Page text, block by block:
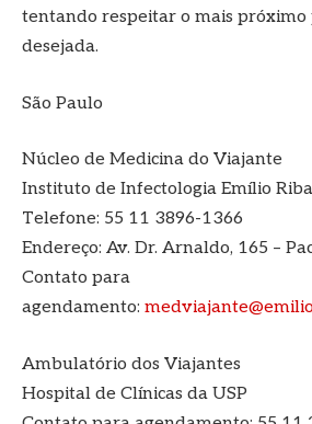
tentando respeitar o mais próximo
desejada.
São Paulo
Núcleo de Medicina do Viajante
Instituto de Infectologia Emílio
Telefone: 55 11 3896-1366
Endereço: Av. Dr. Arnaldo, 165 –
Contato para
agendamento:
Ambulatório dos Viajantes
Hospital de Clínicas da USP